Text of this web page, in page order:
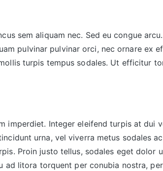
sem aliquam nec. Sed eu congue
pulvinar pulvinar orci, nec ornare ex
turpis tempus sodales. Ut efficitur
imperdiet. Integer eleifend turpis at dui
urna, vel viverra metus sodales
Proin justo tellus, sodales eget dolor
ad litora torquent per conubia nostra,